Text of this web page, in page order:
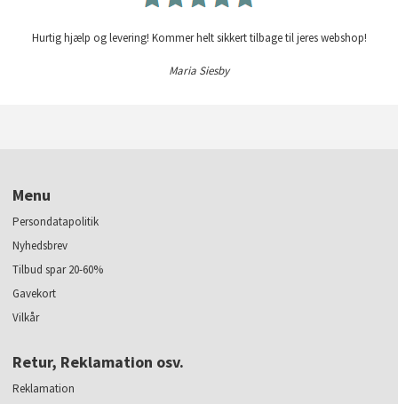
Hurtig hjælp og levering! Kommer helt sikkert tilbage til jeres webshop!
Maria Siesby
Menu
Persondatapolitik
Nyhedsbrev
Tilbud spar 20-60%
Gavekort
Vilkår
Retur, Reklamation osv.
Reklamation